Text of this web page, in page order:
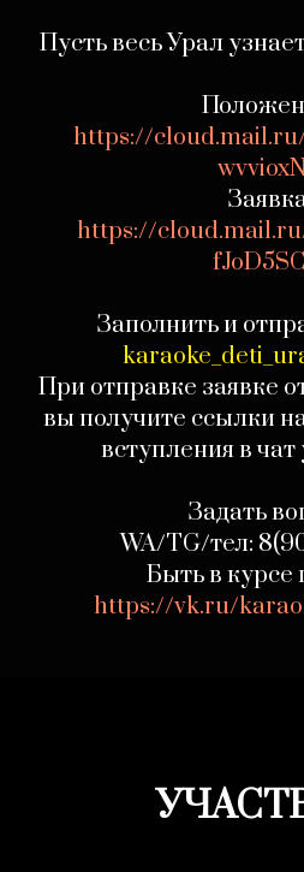
Пусть весь Урал
https://
https://
Заполнить и
При отправке заявке
вы получите ссылки
вступления в чат
Задать
WA/TG/тел:
Быть в курсе
https://vk.ru/